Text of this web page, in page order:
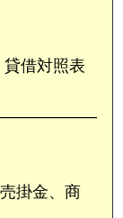
照表
掛金、商